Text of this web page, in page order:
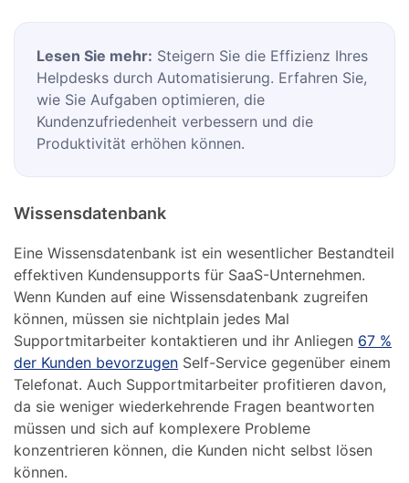
Lesen Sie mehr: Steigern Sie die Effizienz Ihres
Helpdesks durch Automatisierung. Erfahren Sie,
wie Sie Aufgaben optimieren, die
Kundenzufriedenheit verbessern und die
Produktivität erhöhen können.
Wissensdatenbank
Eine Wissensdatenbank ist ein wesentlicher Bestandteil
effektiven Kundensupports für SaaS-Unternehmen.
Wenn Kunden auf eine Wissensdatenbank zugreifen
können, müssen sie nichtplain jedes Mal
Supportmitarbeiter kontaktieren und ihr Anliegen 67 %
der Kunden bevorzugen Self-Service gegenüber einem
Telefonat. Auch Supportmitarbeiter profitieren davon,
da sie weniger wiederkehrende Fragen beantworten
müssen und sich auf komplexere Probleme
konzentrieren können, die Kunden nicht selbst lösen
können.